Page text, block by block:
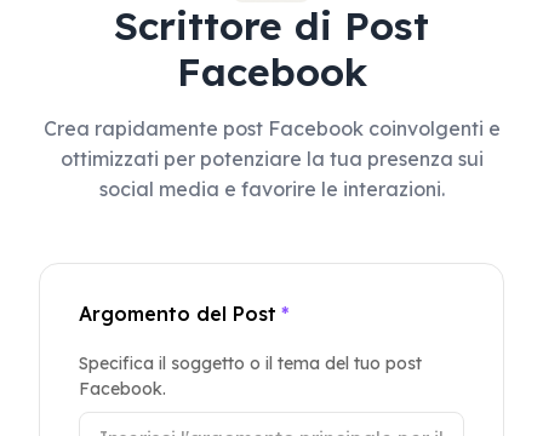
Scrittore di Post
Facebook
Crea rapidamente post Facebook coinvolgenti e
ottimizzati per potenziare la tua presenza sui
social media e favorire le interazioni.
Argomento del Post *
Specifica il soggetto o il tema del tuo post
Facebook.